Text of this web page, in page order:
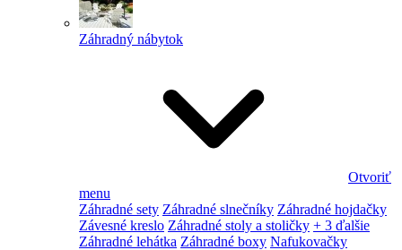
Záhradný nábytok
Otvoriť
menu
Záhradné sety Záhradné slnečníky Záhradné hojdačky
Závesné kreslo Záhradné stoly a stoličky + 3 ďalšie
Záhradné lehátka Záhradné boxy Nafukovačky